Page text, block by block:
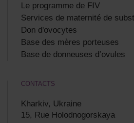
Le programme de FIV
Services de maternité de
Don d'ovocytes
Base des mères porteuses
Base de donneuses d’ovules
CONTACTS
Kharkiv, Ukraine
15, Rue Holodnogorskaya